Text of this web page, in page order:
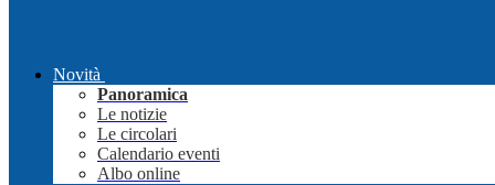
Novità
Panoramica
Le notizie
Le circolari
Calendario eventi
Albo online